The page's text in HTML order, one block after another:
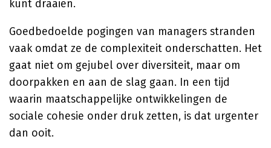
kunt draaien.
Goedbedoelde pogingen van managers stranden
vaak omdat ze de complexiteit onderschatten. Het
gaat niet om gejubel over diversiteit, maar om
doorpakken en aan de slag gaan. In een tijd
waarin maatschappelijke ontwikkelingen de
sociale cohesie onder druk zetten, is dat urgenter
dan ooit.